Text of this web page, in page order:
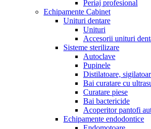
Periaj profesional
Echipamente Cabinet
Unituri dentare
Unituri
Accesorii unituri
Sisteme sterilizare
Autoclave
Pupinele
Distilatoare,
Bai curatare cu
Curatare piese
Bai bactericide
Acoperitor pantofi
Echipamente endodontice